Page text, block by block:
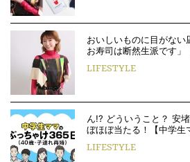
おいしいものに目がな
お寿司は断然生派です」
LIFESTYLE
ん!? どういうこと？ 安
ぼほぼ当たる！【中学
LIFESTYLE